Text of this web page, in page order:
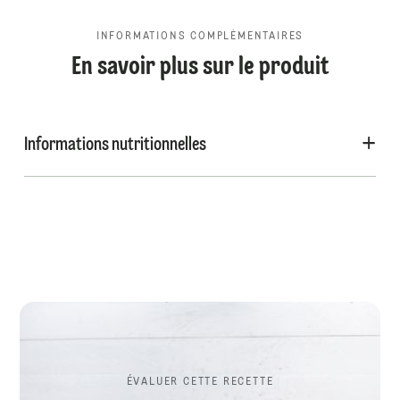
INFORMATIONS COMPLÉMENTAIRES
En savoir plus sur le produit
Informations nutritionnelles
ÉVALUER CETTE RECETTE